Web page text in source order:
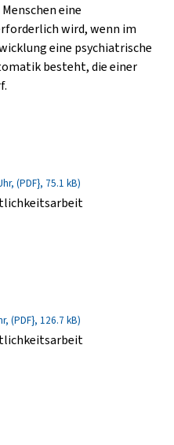
eine
wird, wenn im
eine psychiatrische
besteht, die einer
(PDF}, 75.1 kB)
(PDF}, 126.7 kB)